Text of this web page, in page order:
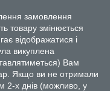
замовлення
товару змінюється
відображатися і
викуплена
Вам
Якщо ви не отримали
2-х днів (можливо, у